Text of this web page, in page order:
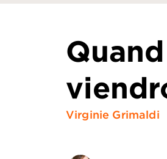
Virginie Grimaldi